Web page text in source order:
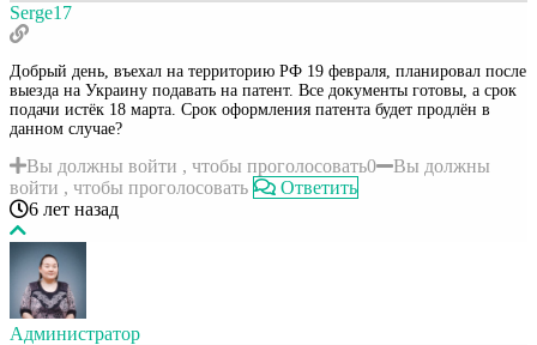
Serge17
Добрый день, въехал на территорию РФ 19 февраля, планировал после
выезда на Украину подавать на патент. Все документы готовы, а срок
подачи истёк 18 марта. Срок оформления патента будет продлён в
данном случае?
Вы должны войти , чтобы проголосовать0
Вы должны
войти , чтобы проголосовать
Ответить
6 лет назад
Администратор